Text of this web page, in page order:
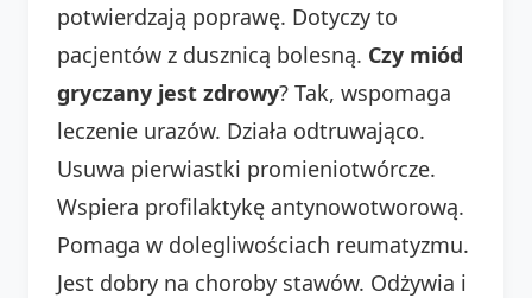
potwierdzają poprawę. Dotyczy to
pacjentów z dusznicą bolesną. Czy miód
gryczany jest zdrowy? Tak, wspomaga
leczenie urazów. Działa odtruwająco.
Usuwa pierwiastki promieniotwórcze.
Wspiera profilaktykę antynowotworową.
Pomaga w dolegliwościach reumatyzmu.
Jest dobry na choroby stawów. Odżywia i